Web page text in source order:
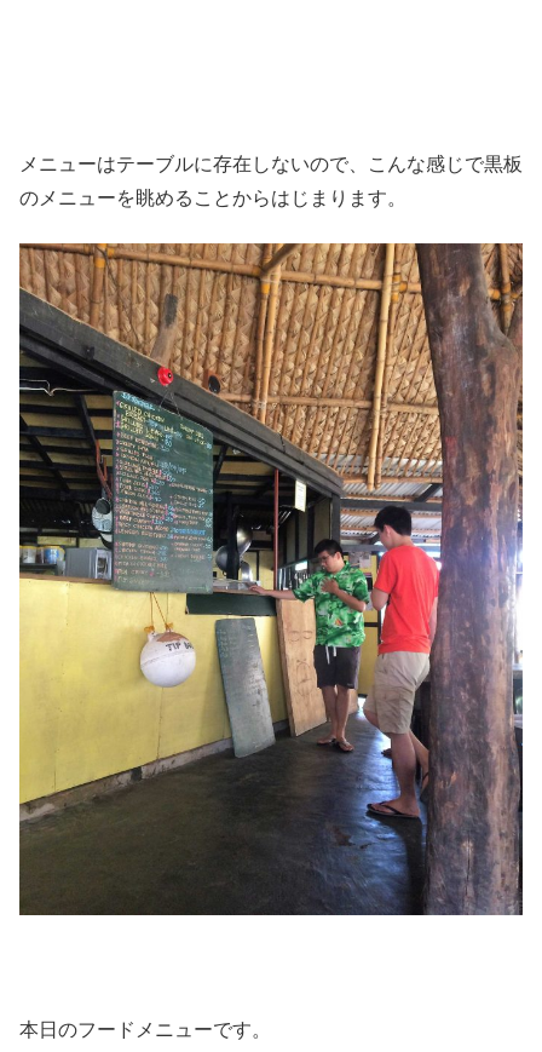
メニューはテーブルに存在しないので、こんな感じで黒板
のメニューを眺めることからはじまります。
本日のフードメニューです。